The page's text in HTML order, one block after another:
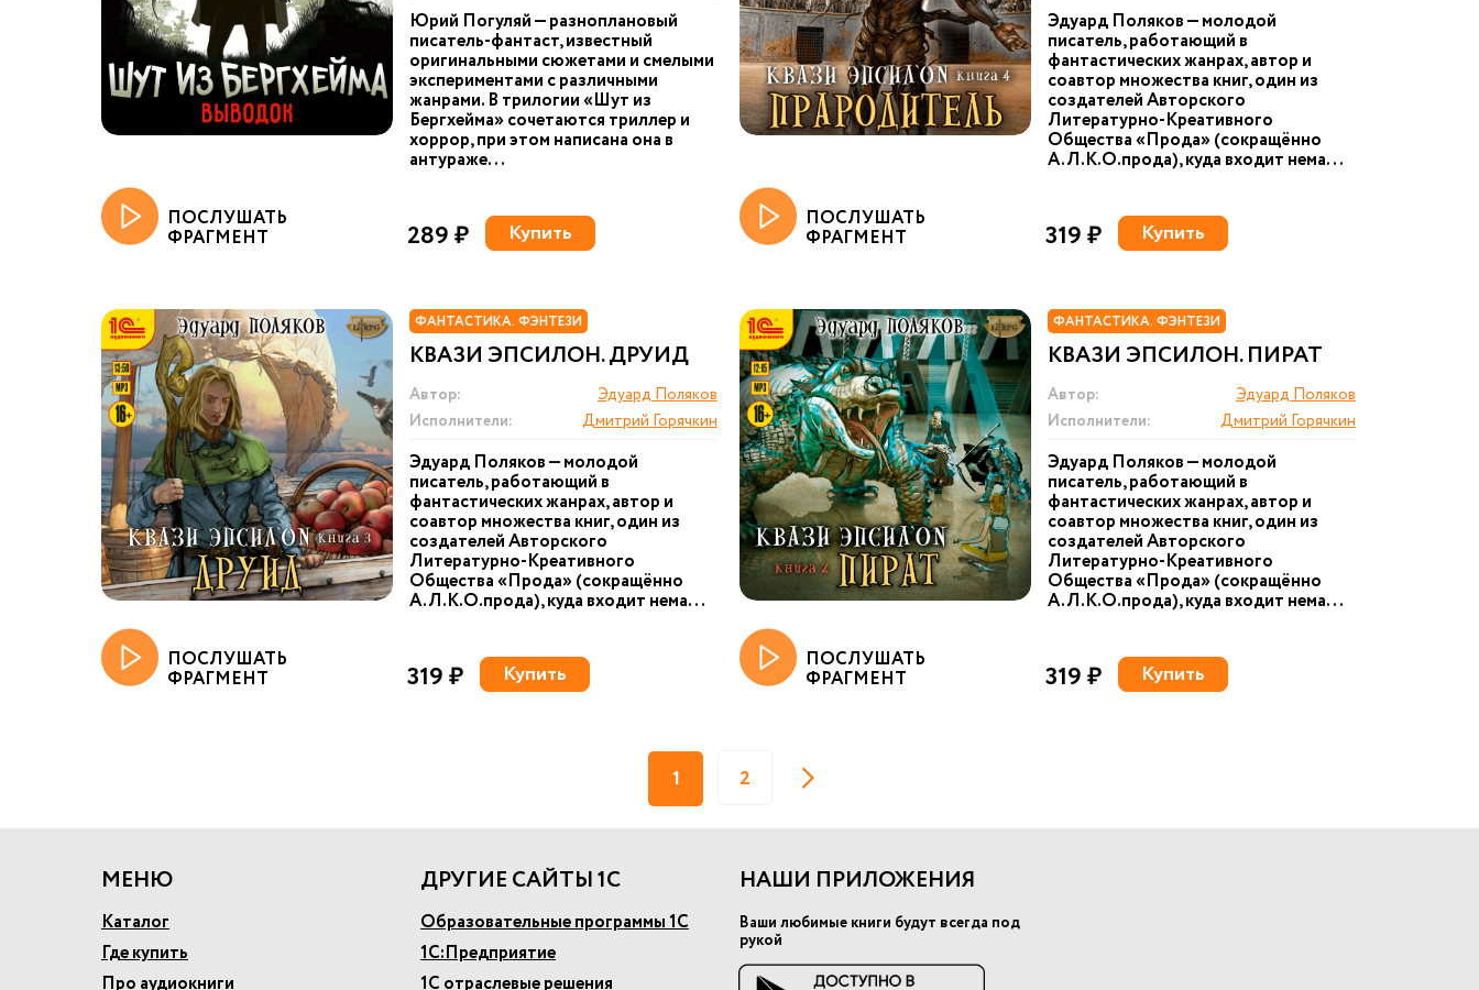
Юрий Погуляй — разноплановый
писатель-фантаст, известный
оригинальными сюжетами и смелыми
экспериментами с различными
жанрами. В трилогии «Шут из
Бергхейма» сочетаются триллер и
хоррор, при этом написана она в
антураже...
ПОСЛУШАТЬ
ФРАГМЕНТ 289 ₽ Купить
Эдуард Поляков — молодой
писатель, работающий в
фантастических жанрах, автор и
соавтор множества книг, один из
создателей Авторского
Литературно-Креативного
Общества «Прода» (сокращённо
А.Л.К.О.прода), куда входит нема...
ПОСЛУШАТЬ
ФРАГМЕНТ 319 ₽ Купить
ФАНТАСТИКА. ФЭНТЕЗИ
КВАЗИ ЭПСИЛОН. ДРУИД
Автор:
Эдуард Поляков
Исполнители:
Дмитрий Горячкин
Эдуард Поляков — молодой
писатель, работающий в
фантастических жанрах, автор и
соавтор множества книг, один из
создателей Авторского
Литературно-Креативного
Общества «Прода» (сокращённо
А.Л.К.О.прода), куда входит нема...
ПОСЛУШАТЬ
ФРАГМЕНТ 319 ₽ Купить
ФАНТАСТИКА. ФЭНТЕЗИ
КВАЗИ ЭПСИЛОН. ПИРАТ
Автор:
Эдуард Поляков
Исполнители:
Дмитрий Горячкин
Эдуард Поляков — молодой
писатель, работающий в
фантастических жанрах, автор и
соавтор множества книг, один из
создателей Авторского
Литературно-Креативного
Общества «Прода» (сокращённо
А.Л.К.О.прода), куда входит нема...
ПОСЛУШАТЬ
ФРАГМЕНТ 319 ₽ Купить
1 2
МЕНЮ
Каталог
Где купить
Про аудиокниги
ДРУГИЕ САЙТЫ 1С
Образовательные программы 1С
1С:Предприятие
1С отраслевые решения
НАШИ ПРИЛОЖЕНИЯ
Ваши любимые книги будут всегда под
рукой